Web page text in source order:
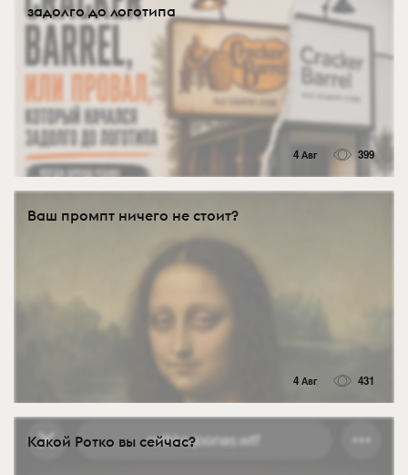
задолго до логотипа
4 Авг 399
Ваш промпт ничего не стоит?
4 Авг 431
Какой Ротко вы сейчас?